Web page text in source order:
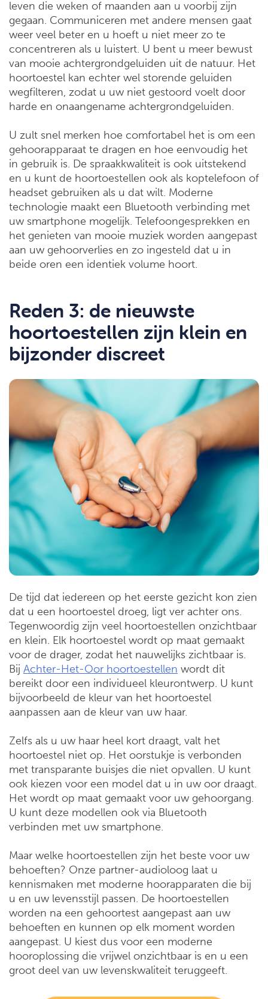
leven die weken of maanden aan u voorbij zijn
gegaan. Communiceren met andere mensen gaat
weer veel beter en u hoeft u niet meer zo te
concentreren als u luistert. U bent u meer bewust
van mooie achtergrondgeluiden uit de natuur. Het
hoortoestel kan echter wel storende geluiden
wegfilteren, zodat u uw niet gestoord voelt door
harde en onaangename achtergrondgeluiden.
U zult snel merken hoe comfortabel het is om een
gehoorapparaat te dragen en hoe eenvoudig het
in gebruik is. De spraakkwaliteit is ook uitstekend
en u kunt de hoortoestellen ook als koptelefoon of
headset gebruiken als u dat wilt. Moderne
technologie maakt een Bluetooth verbinding met
uw smartphone mogelijk. Telefoongesprekken en
het genieten van mooie muziek worden aangepast
aan uw gehoorverlies en zo ingesteld dat u in
beide oren een identiek volume hoort.
Reden 3: de nieuwste
hoortoestellen zijn klein en
bijzonder discreet
De tijd dat iedereen op het eerste gezicht kon zien
dat u een hoortoestel droeg, ligt ver achter ons.
Tegenwoordig zijn veel hoortoestellen onzichtbaar
en klein. Elk hoortoestel wordt op maat gemaakt
voor de drager, zodat het nauwelijks zichtbaar is.
Bij Achter-Het-Oor hoortoestellen wordt dit
bereikt door een individueel kleurontwerp. U kunt
bijvoorbeeld de kleur van het hoortoestel
aanpassen aan de kleur van uw haar.
Zelfs als u uw haar heel kort draagt, valt het
hoortoestel niet op. Het oorstukje is verbonden
met transparante buisjes die niet opvallen. U kunt
ook kiezen voor een model dat u in uw oor draagt.
Het wordt op maat gemaakt voor uw gehoorgang.
U kunt deze modellen ook via Bluetooth
verbinden met uw smartphone.
Maar welke hoortoestellen zijn het beste voor uw
behoeften? Onze partner-audioloog laat u
kennismaken met moderne hoorapparaten die bij
u en uw levensstijl passen. De hoortoestellen
worden na een gehoortest aangepast aan uw
behoeften en kunnen op elk moment worden
aangepast. U kiest dus voor een moderne
hooroplossing die vrijwel onzichtbaar is en u een
groot deel van uw levenskwaliteit teruggeeft.